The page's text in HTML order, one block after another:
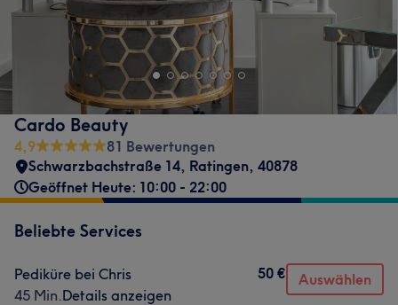
Cardo Beauty
4,9
81 Bewertungen
Schwarzbachstraße 14, Ratingen, 40878
Geöffnet Heute: 10:00 - 22:00
Beliebte Services
Pediküre bei Chris
45 Min.Details anzeigen
50 € Auswählen